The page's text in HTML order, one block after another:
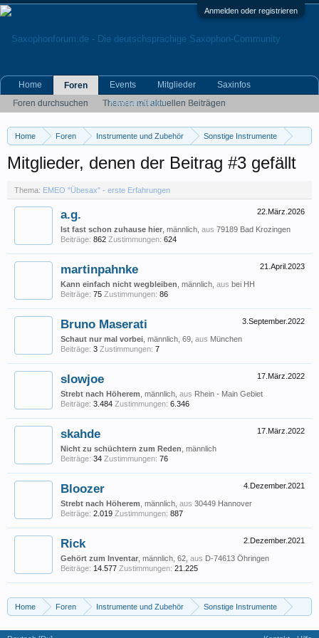
Anmelden oder registrieren
Home Foren Instrumente und Zubehör
Sonstige Instrumente
Mitglieder, denen der Beitrag #3 gefällt
Thema: EMEO "Übesax" - erste Erfahrungen
22.März.2026
a.g.
Ist fast schon zuhause hier , männlich, aus 79189 Bad Krozingen
Beiträge: 862 Zustimmungen: 624
21.April.2023
martinpahnke
Kann einfach nicht wegbleiben , männlich, aus bei HH
Beiträge: 75 Zustimmungen: 86
3.September.2022
Bruno Maserati
Schaut nur mal vorbei , männlich, 69, aus München
Beiträge: 3 Zustimmungen: 7
17.März.2022
slowjoe
Strebt nach Höherem , männlich, aus Rhein - Main Gebiet
Beiträge: 3.484 Zustimmungen: 6.346
17.März.2022
skahde
Nicht zu schüchtern zum Reden , männlich
Beiträge: 34 Zustimmungen: 76
4.Dezember.2021
Bloozer
Strebt nach Höherem , männlich, aus 30449 Hannover
Beiträge: 2.019 Zustimmungen: 887
2.Dezember.2021
Rick
Gehört zum Inventar , männlich, 62, aus D-74613 Öhringen
Beiträge: 14.577 Zustimmungen: 21.225
Home Foren Instrumente und Zubehör
Sonstige Instrumente
Home
Foren
Foren durchsuchen
Themen mit aktuellen Beiträgen
Events Mitglieder
Saxinfos
Kleinanzeigen